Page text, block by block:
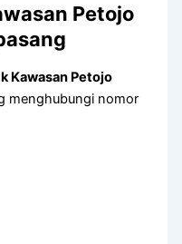
Petojo
Kawasan Petojo
menghubungi nomor